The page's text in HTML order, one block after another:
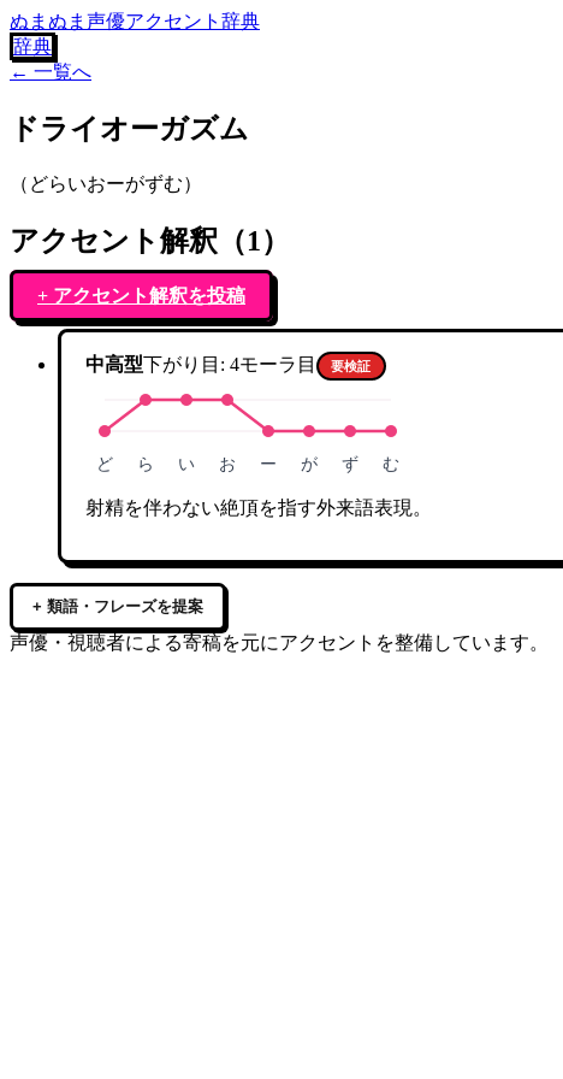
ぬまぬま声優アクセント辞典
辞典
← 一覧へ
ドライオーガズム
（ どらいおーがずむ）
アクセント解釈（1）
+ アクセント解釈を投稿
中高型下がり目: 4モーラ目 要検証
ど ら い お ー が ず む
射精を伴わない絶頂を指す外来語表現。
+ 類語・フレーズを提案
声優・視聴者による寄稿を元にアクセントを整備しています。